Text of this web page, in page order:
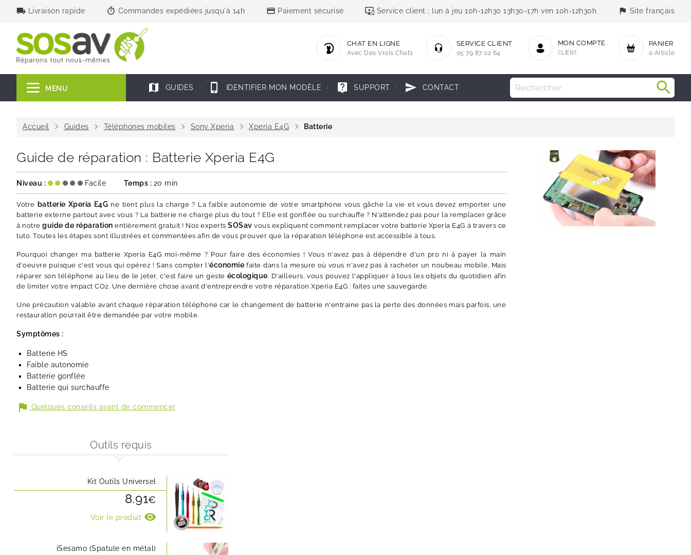
local_shipping Livraison rapide timer Commandes expédiées jusqu'à 14h credit_card Paiement sécurisé important_devices Service client : lun à jeu 10h-12h30 13h30-17h ven 10h-12h30h flag Site français
PANIER
0 Article
MON COMPTE
CLIENT
SERVICE CLIENT
05 79 87 02 64
CHAT EN LIGNE
Avec Des Vrais Chats
MENU map GUIDES phone_iphone IDENTIFIER MON MODÈLE live_help SUPPORT send CONTACT
Accueil chevron_right Guides chevron_right Téléphones mobiles chevron_right Sony Xperia chevron_right Xperia E4G chevron_right Batterie
Guide de réparation : Batterie Xperia E4G
Niveau : Facile Temps : 20 min
Votre batterie Xperia E4G ne tient plus la charge ? La faible autonomie de votre smartphone vous gâche la vie et vous devez emporter une
batterie externe partout avec vous ? La batterie ne charge plus du tout ? Elle est gonflée ou surchauffe ? N'attendez pas pour la remplacer grâce
à notreguide de réparation entièrement gratuit ! Nos expertsSOSavvous expliquent comment remplacer votre batterie Xperia E4G à travers ce
tuto. Toutes les étapes sont illustrées et commentées afin de vous prouver que la réparation téléphone est accessible à tous.
Pourquoi changer ma batterie Xperia E4G moi-même ? Pour faire des économies ! Vous n'avez pas à dépendre d'un pro ni à payer la main
d'oeuvre puisque c'est vous qui opérez ! Sans compter l'économiefaite dans la mesure où vous n'avez pas à racheter un noubeau mobile. Mais
réparer son téléphone au lieu de le jeter, c'est faire un geste écologique. D'ailleurs, vous pouvez l'appliquer à tous les objets du quotidien afin
de limiter votre impact CO2. Une dernière chose avant d'entreprendre votre réparation Xperia E4G : faites une sauvegarde.
Une précaution valable avant chaque réparation téléphone car le changement de batterie n'entraine pas la perte des données mais parfois, une
restauration pourrait être demandée par votre mobile.
Symptômes :
Batterie HS
Faible autonomie
Batterie gonflée
Batterie qui surchauffe
flag Quelques conseils avant de commencer
Outils requis
Kit Outils Universel
8.91€
Voir le produit visibility
iSesamo (Spatule en métal)